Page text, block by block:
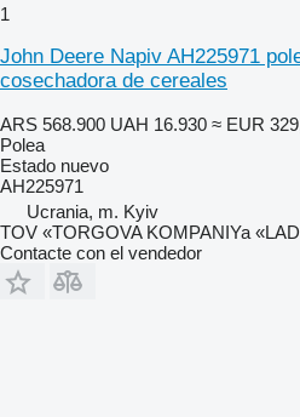
1
John Deere Napiv AH225971
cosechadora de cereales
ARS 568.900 UAH 16.930 ≈ EUR
Polea
Estado nuevo
AH225971
Ucrania, m. Kyiv
TOV «TORGOVA KOMPANIYa
Contacte con el vendedor